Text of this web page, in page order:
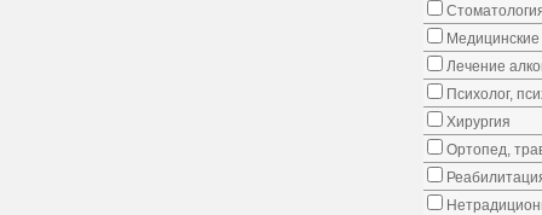
Медицинские
Лечение
Психолог,
Хирургия
Ортопед,